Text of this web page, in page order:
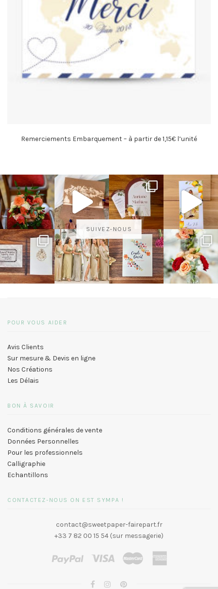
Remerciements Embarquement – à partir de 1,15€ l’unité
SUIVEZ-NOUS
POUR VOUS AIDER
Avis Clients
Sur mesure & Devis en ligne
Nos Créations
Les Délais
BON À SAVOIR
Conditions générales de vente
Données Personnelles
Pour les professionnels
Calligraphie
Echantillons
CONTACTEZ-NOUS ON EST SYMPA !
contact@sweetpaper-fairepart.fr
+33 7 82 00 15 54 (sur messagerie)